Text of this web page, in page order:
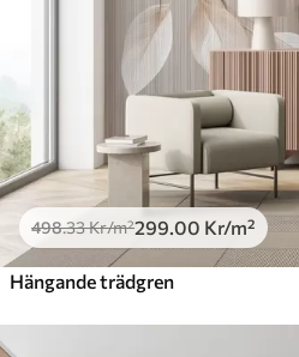
498.33Kr/m²299 .00 Kr/m²
Hängande trädgren